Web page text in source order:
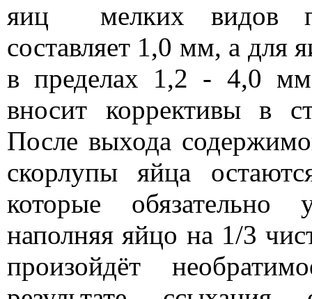
яиц
мелких видов
составляет 1,0 мм, а для
в пределах 1,2 - 4,0
вносит коррективы в
После выхода
скорлупы яйца
которые обязательно
наполняя яйцо на 1/3
произойдёт